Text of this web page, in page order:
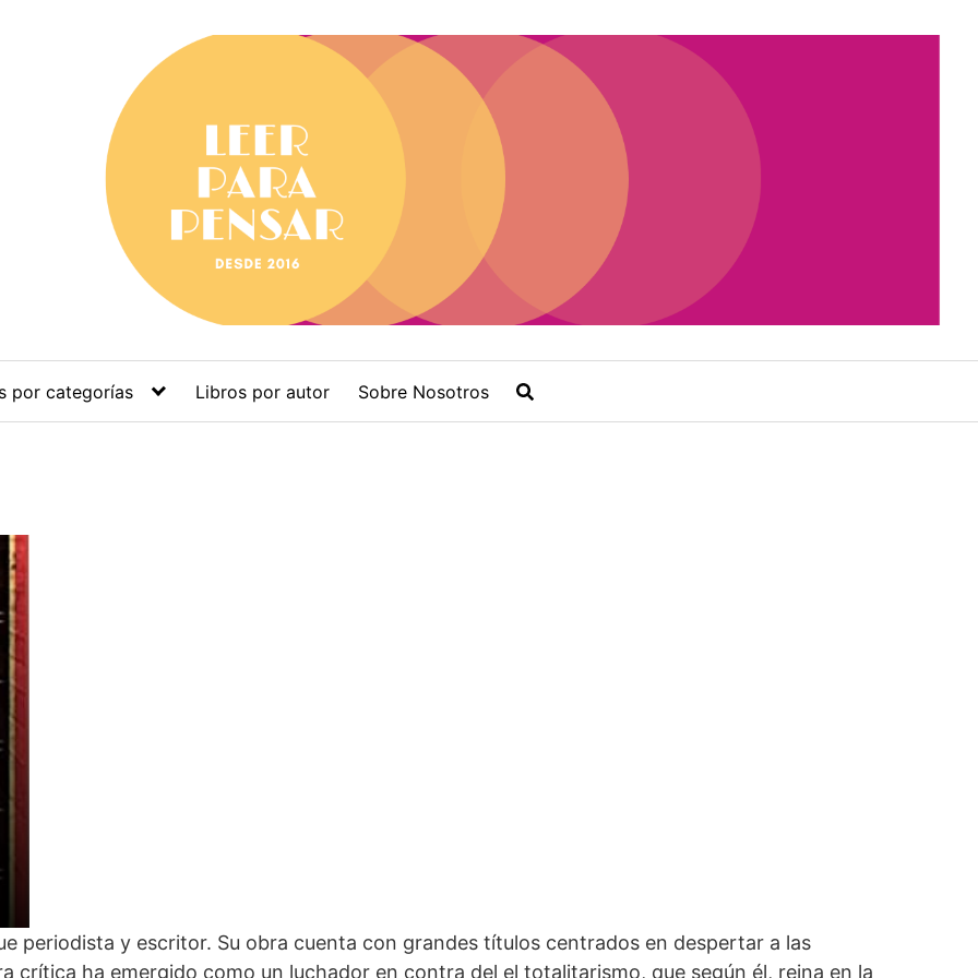
por categorías Libros por autor Sobre Nosotros
periodista y escritor. Su obra cuenta con grandes títulos centrados en despertar a las
crítica ha emergido como un luchador en contra del el totalitarismo, que según él, reina en la